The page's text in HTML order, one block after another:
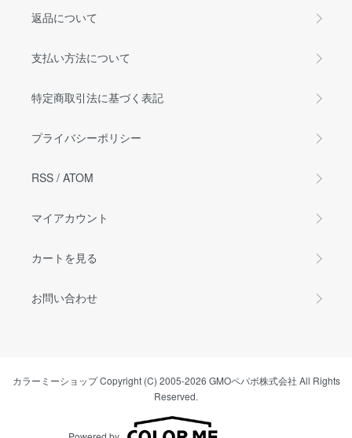
返品について
支払い方法について
特定商取引法に基づく表記
プライバシーポリシー
RSS / ATOM
マイアカウント
カートを見る
お問い合わせ
カラーミーショップCopyright (C) 2005-2026 GMOペパボ株式会社 All Rights
Reserved.